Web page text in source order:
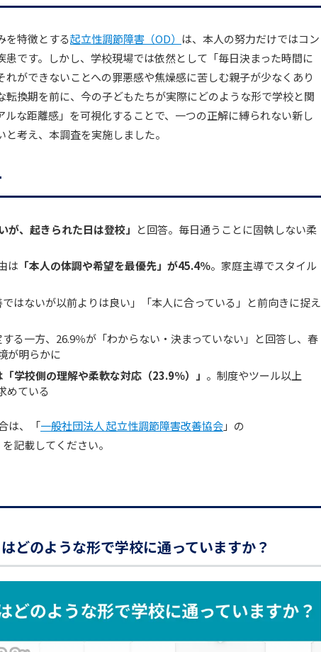
を特徴とする起立性調節障害（OD） は、本人の努力だけではコン
患です。しかし、学校現場では依然として「毎日決まった時間に
ができないことへの罪悪感や焦燥感に苦しむ親子が少なくあり
転換期を前に、今の子どもたちが実際にどのような形で学校と関
ルな距離感」を可視化することで、一つの正解に縛られない新し
考え、本調査を実施しました。
が、起きられた日は登校」 と回答。毎日通うことに固執しない柔
は 「本人の体調や希望を最優先」が45.4％。家庭主導でスタイル
はないが以前よりは良い」「本人に合っている」と前向きに捉え
る一方、26.9％が「わからない・決まっていない」と回答し、春
が明らかに
学校側の理解や柔軟な対応（23.9％）」 。制度やツール以上
めている
は、「一般社団法人 起立性調節障害改善協会」の
を記載してください。
どのような形で学校に通っていますか？